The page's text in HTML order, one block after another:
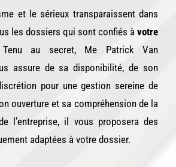
et le sérieux transparaissent dans
les dossiers qui sont confiés à votre
au secret, Me Patrick Van
assure de sa disponibilité, de son
pour une gestion sereine de
ouverture et sa compréhension de la
l’entreprise, il vous proposera des
adaptées à votre dossier.